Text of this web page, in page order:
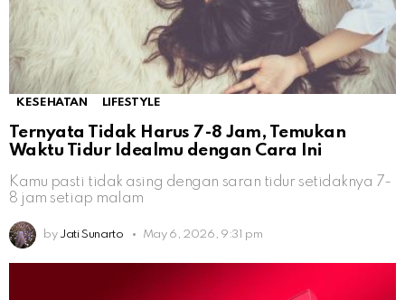
KESEHATAN LIFESTYLE
Ternyata Tidak Harus 7-8 Jam, Temukan
Waktu Tidur Idealmu dengan Cara Ini
Kamu pasti tidak asing dengan saran tidur setidaknya 7-
8 jam setiap malam
by Jati Sunarto May 6, 2026, 9:31 pm